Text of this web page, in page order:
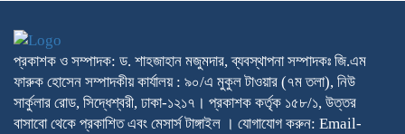
প্রকাশক ও সম্পাদক: ড. শাহজাহান মজুমদার, ব্যবস্থাপনা সম্পাদকঃ জি.এম
ফারুক হোসেন সম্পাদকীয় কার্যালয় : ৯০/এ মুকুল টাওয়ার (৭ম তলা), নিউ
সার্কুলার রোড, সিদ্ধেশ্বরী, ঢাকা-১২১৭। প্রকাশক কর্তৃক ১৫৮/১, উত্তর
বাসাবো থেকে প্রকাশিত এবং মেসার্স টাঙ্গাইল । যোগাযোগ করুন: Email-